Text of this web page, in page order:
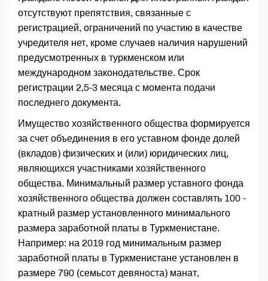
отсутствуют препятствия, связанные с
регистрацией, ограничений по участию в качестве
учредителя нет, кроме случаев наличия нарушений
предусмотренных в туркменском или
международном законодательстве. Срок
регистрации 2,5-3 месяца с момента подачи
последнего документа.
Имущество хозяйственного общества формируется
за счет объединения в его уставном фонде долей
(вкладов) физических и (или) юридических лиц,
являющихся участниками хозяйственного
общества. Минимальный размер уставного фонда
хозяйственного общества должен составлять 100 -
кратный размер установленного минимального
размера заработной платы в Туркменистане.
Например: на 2019 год минимальным размер
заработной платы в Туркменистане установлен в
размере 790 (семьсот девяноста) манат,